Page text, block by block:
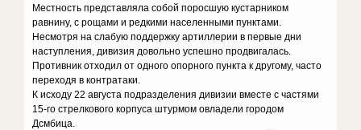
Местность представляла собой поросшую кустарником
равнину, с рощами и редкими населенными пунктами.
Несмотря на слабую поддержку артиллерии в первые дни
наступления, дивизия довольно успешно продвигалась.
Противник отходил от одного опорного пункта к другому, часто
переходя в контратаки.
К исходу 22 августа подразделения дивизии вместе с частями
15-го стрелкового корпуса штурмом овладели городом
Дсмбица.